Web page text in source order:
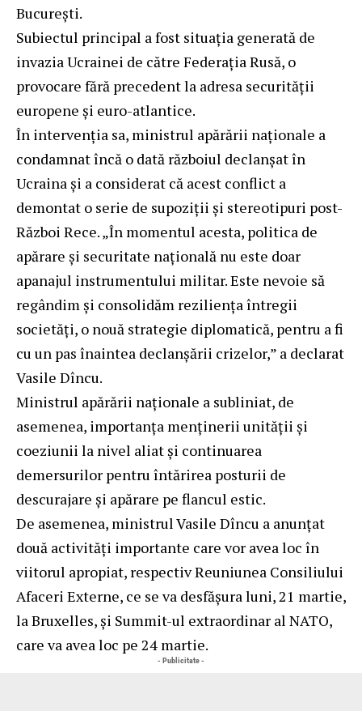
București.
Subiectul principal a fost situația generată de
invazia Ucrainei de către Federația Rusă, o
provocare fără precedent la adresa securității
europene și euro-atlantice.
În intervenția sa, ministrul apărării naționale a
condamnat încă o dată războiul declanșat în
Ucraina și a considerat că acest conflict a
demontat o serie de supoziții și stereotipuri post-
Război Rece. „În momentul acesta, politica de
apărare și securitate națională nu este doar
apanajul instrumentului militar. Este nevoie să
regândim și consolidăm reziliența întregii
societăți, o nouă strategie diplomatică, pentru a fi
cu un pas înaintea declanșării crizelor,” a declarat
Vasile Dîncu.
Ministrul apărării naționale a subliniat, de
asemenea, importanța menținerii unității și
coeziunii la nivel aliat și continuarea
demersurilor pentru întărirea posturii de
descurajare și apărare pe flancul estic.
De asemenea, ministrul Vasile Dîncu a anunțat
două activități importante care vor avea loc în
viitorul apropiat, respectiv Reuniunea Consiliului
Afaceri Externe, ce se va desfășura luni, 21 martie,
la Bruxelles, și Summit-ul extraordinar al NATO,
care va avea loc pe 24 martie.
- Publicitate -